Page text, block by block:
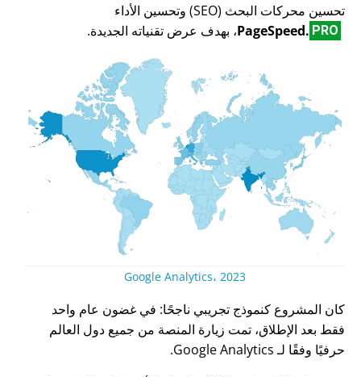
تحسين محركات البحث (SEO) وتحسين الأداء
PageSpeed. PRO ، بهدف عرض تقنياته الجديدة.
Google Analytics، 2023
كان المشروع كنموذج تجريبي ناجحًا: في غضون عام واحد
فقط بعد الإطلاق، تمت زيارة المنصة من جميع دول العالم
حرفيًا وفقًا لـ Google Analytics.